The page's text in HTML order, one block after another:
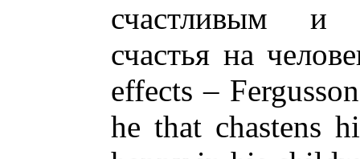
счастливым и
счастья на
effects –
he that chastens